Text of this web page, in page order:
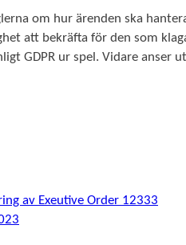
om hur ärenden ska
att bekräfta för den som
GDPR ur spel. Vidare
av Exeutive Order 12333